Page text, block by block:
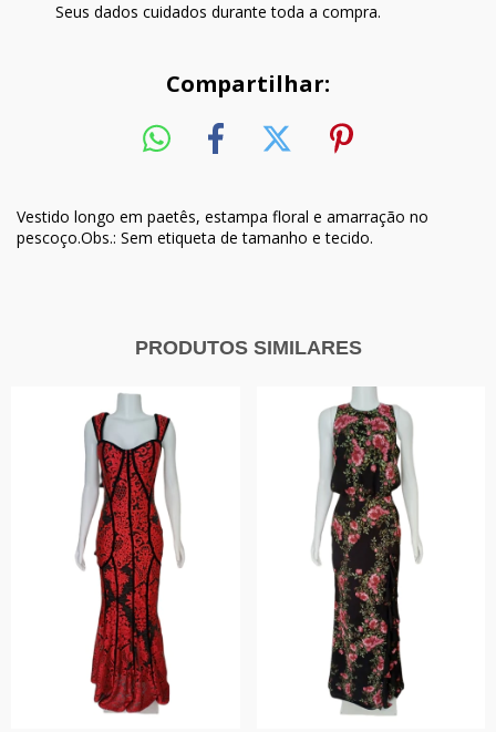
Seus dados cuidados durante toda a compra.
Compartilhar:
Vestido longo em paetês, estampa floral e amarração no
pescoço.Obs.: Sem etiqueta de tamanho e tecido.
PRODUTOS SIMILARES